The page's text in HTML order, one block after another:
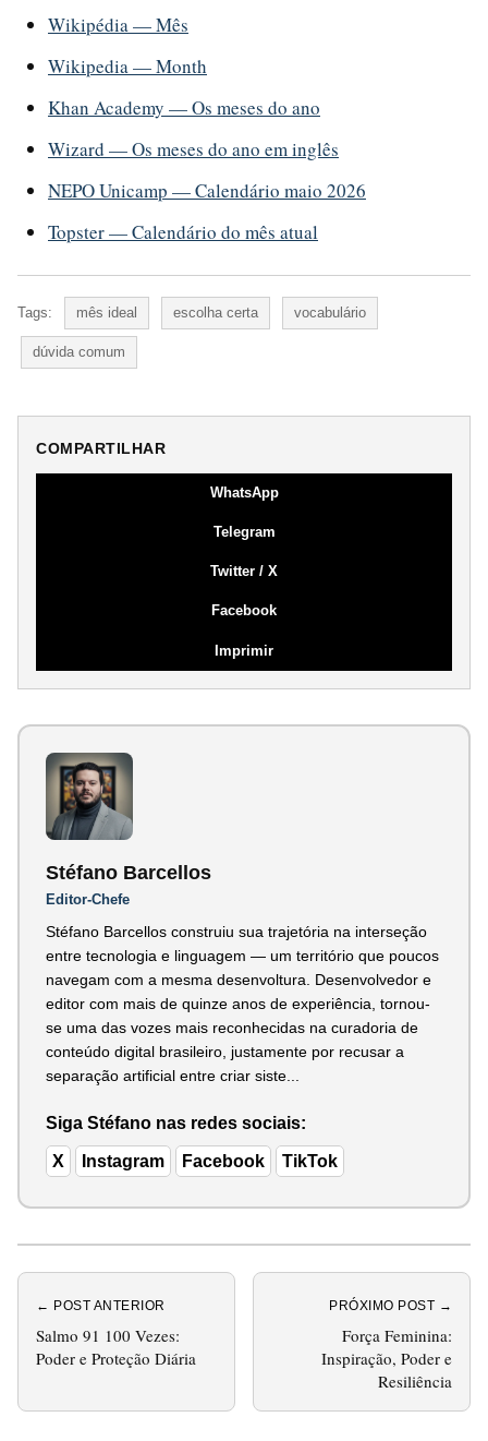
Wikipédia — Mês
Wikipedia — Month
Khan Academy — Os meses do ano
Wizard — Os meses do ano em inglês
NEPO Unicamp — Calendário maio 2026
Topster — Calendário do mês atual
Tags: mês ideal escolha certa vocabulário
dúvida comum
COMPARTILHAR
WhatsApp
Telegram
Twitter / X
Facebook
Imprimir
Stéfano Barcellos
Editor-Chefe
Stéfano Barcellos construiu sua trajetória na interseção
entre tecnologia e linguagem — um território que poucos
navegam com a mesma desenvoltura. Desenvolvedor e
editor com mais de quinze anos de experiência, tornou-
se uma das vozes mais reconhecidas na curadoria de
conteúdo digital brasileiro, justamente por recusar a
separação artificial entre criar siste...
Siga Stéfano nas redes sociais:
X Instagram Facebook TikTok
← POST ANTERIOR
Salmo 91 100 Vezes:
Poder e Proteção Diária
PRÓXIMO POST →
Força Feminina:
Inspiração, Poder e
Resiliência